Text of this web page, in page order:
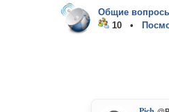
Общие
10 •